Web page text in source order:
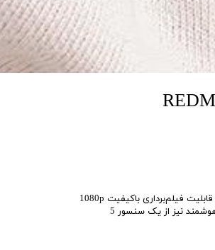
قابلیت فیلم‌برداری باکیفیت 1080p
به کار گرفته شده در این گوشی هوشمند نیز از یک سنسور 5